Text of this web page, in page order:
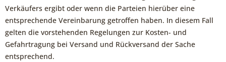
Verkäufers ergibt oder wenn die Parteien hierüber eine
entsprechende Vereinbarung getroffen haben. In diesem Fall
gelten die vorstehenden Regelungen zur Kosten- und
Gefahrtragung bei Versand und Rückversand der Sache
entsprechend.